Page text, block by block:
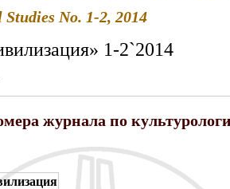
No. 1-2, 2014
1-2`2014
журнала по